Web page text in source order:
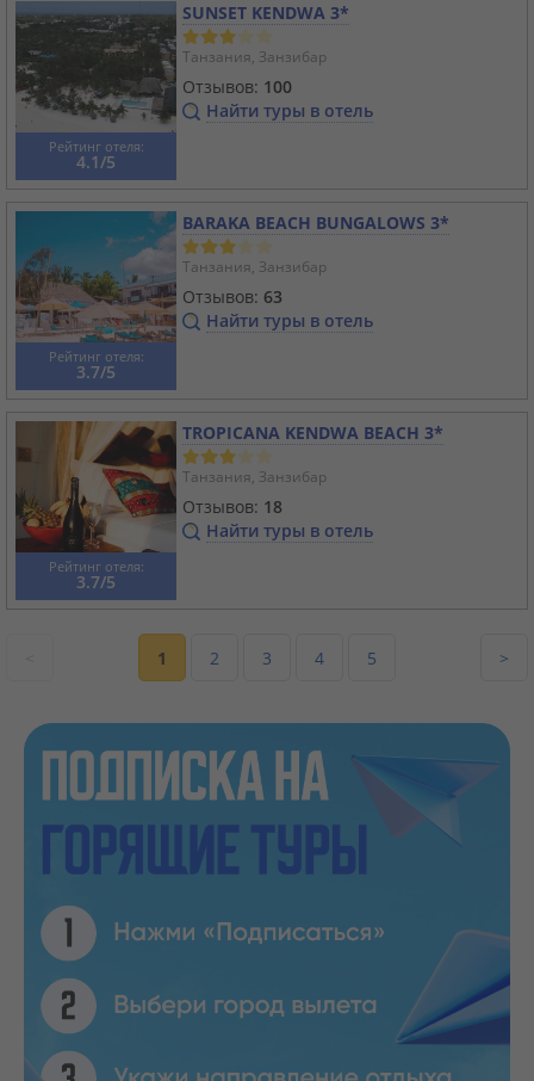
Рейтинг отеля:
4.1/5
SUNSET KENDWA 3*
Танзания, Занзибар
Отзывов: 100
Найти туры в отель
Рейтинг отеля:
3.7/5
BARAKA BEACH BUNGALOWS 3*
Танзания, Занзибар
Отзывов: 63
Найти туры в отель
Рейтинг отеля:
3.7/5
TROPICANA KENDWA BEACH 3*
Танзания, Занзибар
Отзывов: 18
Найти туры в отель
1 2 3 4 5 >